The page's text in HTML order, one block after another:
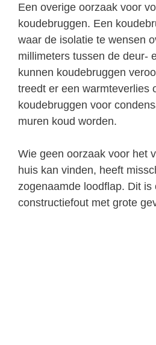
Een overige oorzaak voor
koudebruggen. Een
waar de isolatie te wensen
millimeters tussen de deur-
kunnen koudebruggen
treedt er een warmteverlies
koudebruggen voor
muren koud worden.
Wie geen oorzaak voor het
huis kan vinden, heeft
zogenaamde loodflap. Dit is
constructiefout met grote